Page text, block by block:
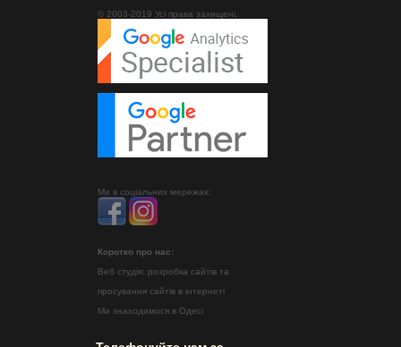
© 2003-2019 Усі права захищені.
Ми в соціальних мережах:
Коротко про нас:
Веб студія: розробка сайтів та
просування сайтів в інтернеті
Ми знаходимося в Одесі